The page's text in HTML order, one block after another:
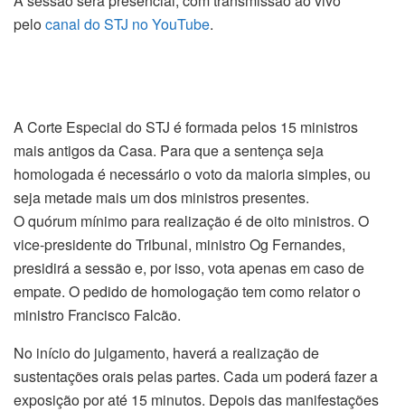
pelocanal do STJ no YouTube.
A Corte Especial do STJ é formada pelos 15 ministros
mais antigos da Casa. Para que asentençaseja
homologada é necessário o voto da maioria simples, ou
seja metade mais um dos ministros presentes.
Oquórum mínimo para realização é de oito ministros. O
vice-presidente do Tribunal, ministro Og Fernandes,
presidirá a sessão e, por isso, vota apenas em caso de
empate. O pedido de homologação tem como relator o
ministro Francisco Falcão.
No início do julgamento, haverá a realização de
sustentações orais pelas partes. Cada um poderá fazer a
exposição por até 15 minutos. Depois das manifestações